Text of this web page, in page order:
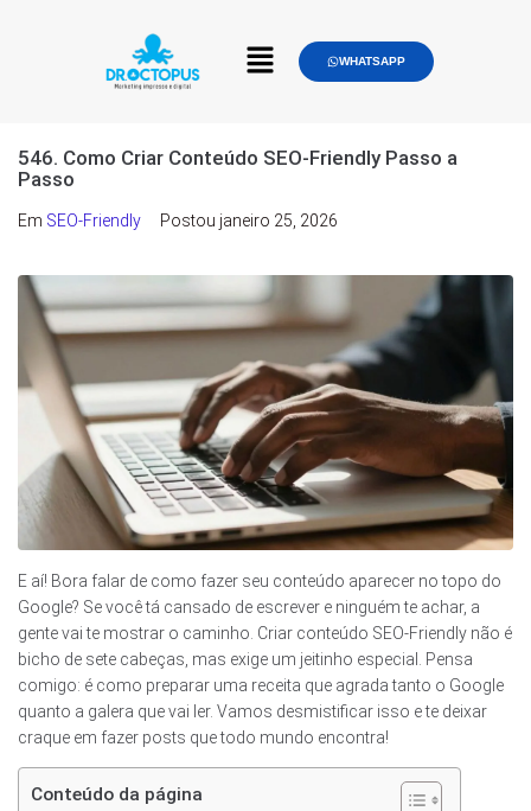
WHATSAPP
546. Como Criar Conteúdo SEO-Friendly Passo a
Passo
Em SEO-Friendly Postou janeiro 25, 2026
E aí! Bora falar de como fazer seu conteúdo aparecer no topo do
Google? Se você tá cansado de escrever e ninguém te achar, a
gente vai te mostrar o caminho. Criar conteúdo SEO-Friendly não é
bicho de sete cabeças, mas exige um jeitinho especial. Pensa
comigo: é como preparar uma receita que agrada tanto o Google
quanto a galera que vai ler. Vamos desmistificar isso e te deixar
craque em fazer posts que todo mundo encontra!
Conteúdo da página